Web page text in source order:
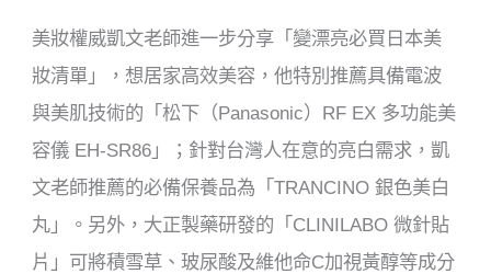
美妝權威凱文老師進一步分享「變漂亮必買日本美
妝清單」，想居家高效美容，他特別推薦具備電波
與美肌技術的「松下（Panasonic）RF EX 多功能美
容儀 EH-SR86」；針對台灣人在意的亮白需求，凱
文老師推薦的必備保養品為「TRANCINO 銀色美白
丸」。另外，大正製藥研發的「CLINILABO 微針貼
片」可將積雪草、玻尿酸及維他命C加視黃醇等成分